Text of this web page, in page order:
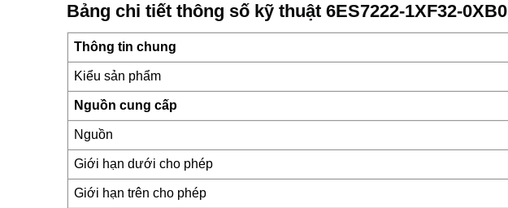
Bảng chi tiết thông số kỹ thuật 6ES7222-1XF32-0XB0
Thông tin chung
Kiểu sản phẩm
Nguồn cung cấp
Nguồn
Giới hạn dưới cho phép
Giới hạn trên cho phép